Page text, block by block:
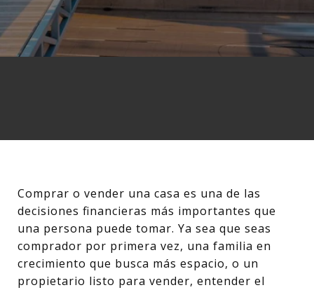
Comprar o vender una casa es una de las
decisiones financieras más importantes que
una persona puede tomar. Ya sea que seas
comprador por primera vez, una familia en
crecimiento que busca más espacio, o un
propietario listo para vender, entender el